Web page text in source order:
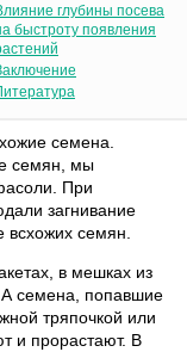
глубины посева
быстроту появления
семена.
семян, мы
При
загнивание
семян.
в мешках из
А семена, попавшие
тряпочкой или
и прорастают. В